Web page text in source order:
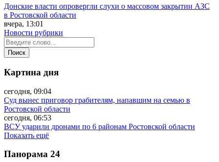
Донские власти опровергли слухи о массовом закрытии АЗС
в Ростовской области
вчера, 13:01
Новости рубрики
Картина дня
сегодня, 09:04
Суд вынес приговор грабителям, напавшим на семью в
Ростовской области
сегодня, 06:53
ВСУ ударили дронами по 6 районам Ростовской области
Показать ещё
Панорама 24